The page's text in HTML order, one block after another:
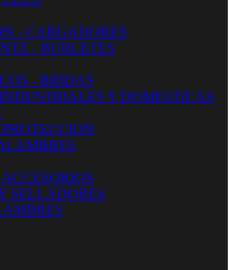
- CARGADORES
- BURLETES
- BRIDAS
Y DOMESTICAS
SELLADORES